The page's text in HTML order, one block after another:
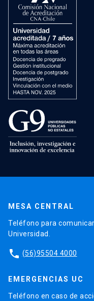
MESA CENTRAL
Teléfono para
Universidad.
phone (56)95504 4000
EMERGENCIAS UC
Teléfono en caso de